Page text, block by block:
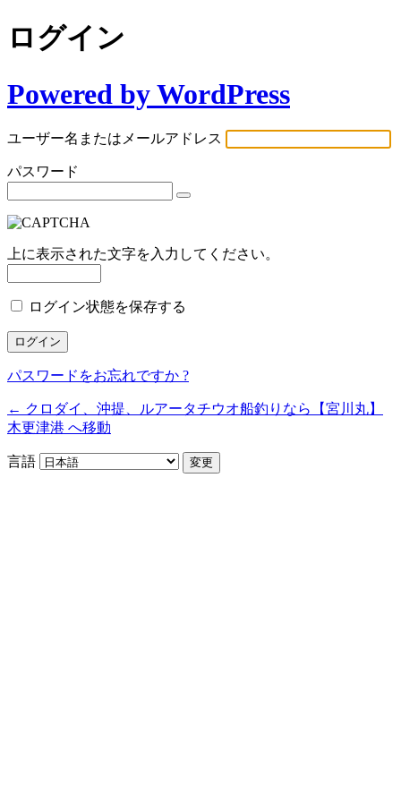
ログイン
Powered by WordPress
ユーザー名またはメールアドレス
パスワード
上に表示された文字を入力してください。
ログイン状態を保存する
パスワードをお忘れですか ?
← クロダイ、沖提、ルアータチウオ船釣りなら【宮川丸】
木更津港 へ移動
言語